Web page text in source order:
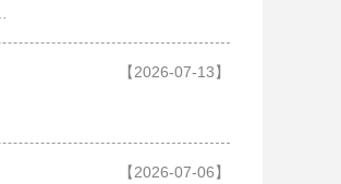
【2026-07-13】
【2026-07-06】